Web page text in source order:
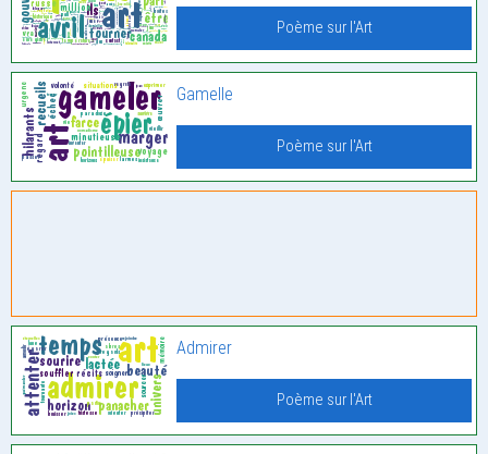
Poème sur l'Art
Gamelle
Poème sur l'Art
Admirer
Poème sur l'Art